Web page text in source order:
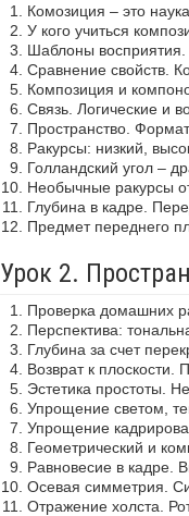
Комозиция – это
У кого учиться
Шаблоны восприятия.
Сравнение свойств.
Композиция и
Связь. Логические и
Пространство.
Ракурсы: низкий,
Голландский угол –
Необычные ракурсы
Глубина в кадре.
Предмет переднего
Урок 2.
Проверка домашних
Перспектива:
Глубина за счет
Возврат к плоскости.
Эстетика простоты.
Упрощение светом,
Упрощение
Геометрический и
Равновесие в кадре.
Осевая симметрия.
Отражение холста.